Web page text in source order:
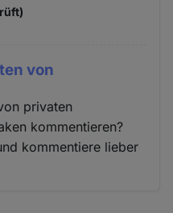
von
privaten
kommentieren?
kommentiere lieber